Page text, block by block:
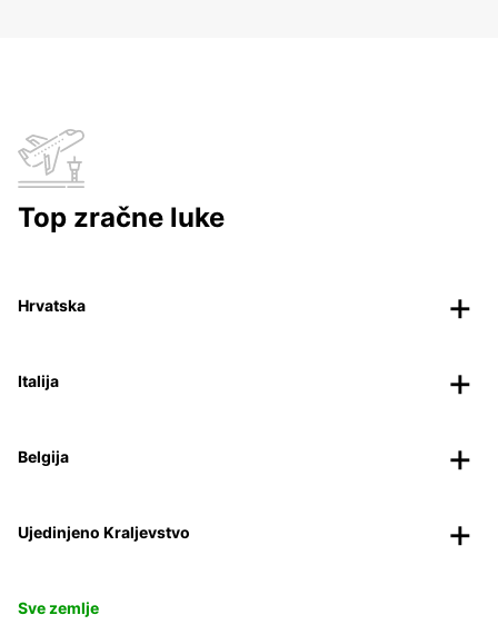
Top zračne luke
Hrvatska
Italija
Belgija
Ujedinjeno Kraljevstvo
Sve zemlje